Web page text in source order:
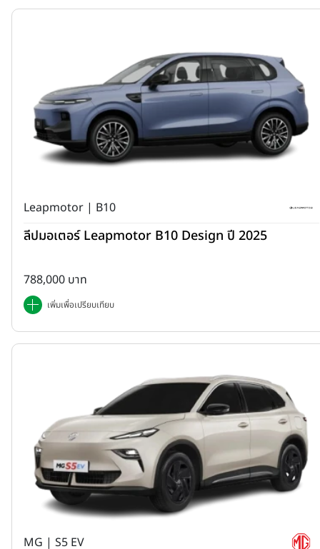
Leapmotor | B10
ลีปมอเตอร์ Leapmotor B10 Design ปี 2025
788,000 บาท
เพิ่มเพื่อเปรียบเทียบ
MG | S5 EV